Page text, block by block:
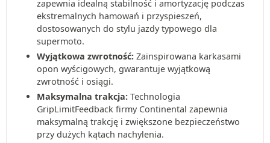
zapewnia idealną stabilność i amortyzację podczas
ekstremalnych hamowań i przyspieszeń,
dostosowanych do stylu jazdy typowego dla
supermoto.
Wyjątkowa zwrotność: Zainspirowana karkasami
opon wyścigowych, gwarantuje wyjątkową
zwrotność i osiągi.
Maksymalna trakcja: Technologia
GripLimitFeedback firmy Continental zapewnia
maksymalną trakcję i zwiększone bezpieczeństwo
przy dużych kątach nachylenia.